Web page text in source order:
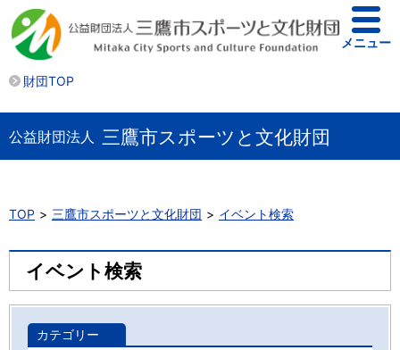
財団TOP
メニュー
公益財団法人 三鷹市スポーツと文化財団
TOP 三鷹市スポーツと文化財団 イベント検索
イベント検索
カテゴリー